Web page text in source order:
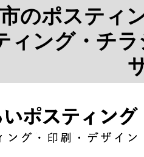
のポスティ
ィング・チ